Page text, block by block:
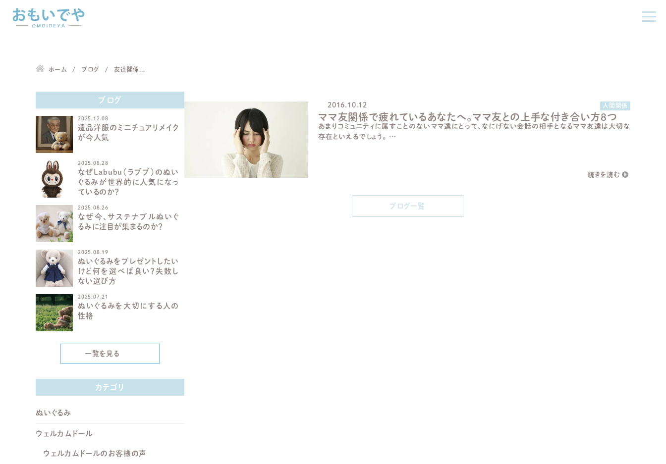
ホーム ブログ 友達関係...
2016.10.12 人間関係
ママ友関係で疲れているあなたへ。ママ友との上手な付き合い方８つ
あまりコミュニティに属すことのないママ達にとって、なにげない会話の相手となるママ友達は大切な
存在といえるでしょう。 …
ブログ一覧
ブログ
2025.12.08
遺品洋服のミニチュアリメイク
が今人気
2025.08.28
なぜLabubu（ラブブ）のぬい
ぐるみが世界的に人気になっ
ているのか？
2025.08.26
なぜ今、サステナブルぬいぐ
るみに注目が集まるのか？
2025.08.19
ぬいぐるみをプレゼントしたい
けど何を選べば良い？失敗し
ない選び方
2025.07.21
ぬいぐるみを大切にする人の
性格
一覧を見る
カテゴリ
ぬいぐるみ
ウェルカムドール
ウェルカムドールのお客様の声